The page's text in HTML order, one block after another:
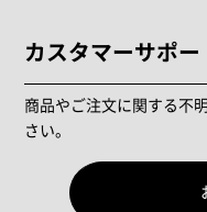
カスタマーサポー
商品やご注文に関する不
さい。